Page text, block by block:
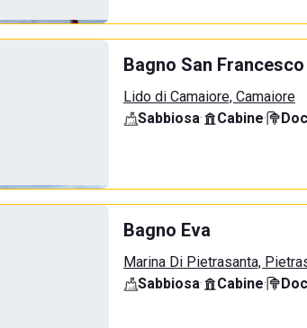
Bagno San Francesco
Lido di Camaiore, Camaiore
Sabbiosa· Cabine·
Bagno Eva
Marina Di Pietrasanta,
Sabbiosa· Cabine·